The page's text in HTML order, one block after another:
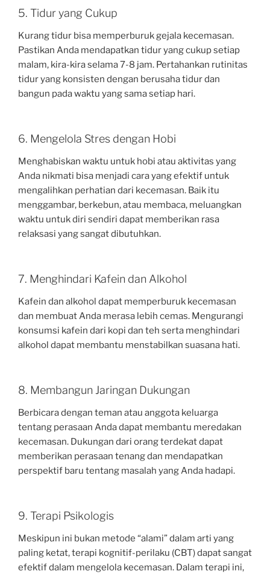
5. Tidur yang Cukup
Kurang tidur bisa memperburuk gejala kecemasan.
Pastikan Anda mendapatkan tidur yang cukup setiap
malam, kira-kira selama 7-8 jam. Pertahankan rutinitas
tidur yang konsisten dengan berusaha tidur dan
bangun pada waktu yang sama setiap hari.
6. Mengelola Stres dengan Hobi
Menghabiskan waktu untuk hobi atau aktivitas yang
Anda nikmati bisa menjadi cara yang efektif untuk
mengalihkan perhatian dari kecemasan. Baik itu
menggambar, berkebun, atau membaca, meluangkan
waktu untuk diri sendiri dapat memberikan rasa
relaksasi yang sangat dibutuhkan.
7. Menghindari Kafein dan Alkohol
Kafein dan alkohol dapat memperburuk kecemasan
dan membuat Anda merasa lebih cemas. Mengurangi
konsumsi kafein dari kopi dan teh serta menghindari
alkohol dapat membantu menstabilkan suasana hati.
8. Membangun Jaringan Dukungan
Berbicara dengan teman atau anggota keluarga
tentang perasaan Anda dapat membantu meredakan
kecemasan. Dukungan dari orang terdekat dapat
memberikan perasaan tenang dan mendapatkan
perspektif baru tentang masalah yang Anda hadapi.
9. Terapi Psikologis
Meskipun ini bukan metode “alami” dalam arti yang
paling ketat, terapi kognitif-perilaku (CBT) dapat sangat
efektif dalam mengelola kecemasan. Dalam terapi ini,